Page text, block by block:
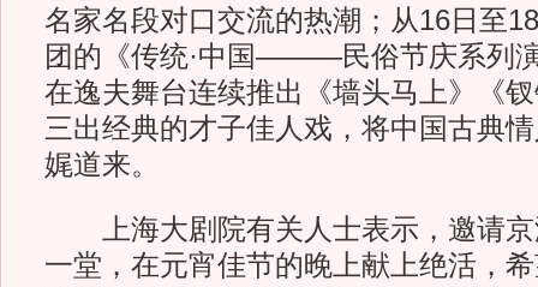
名家名段对口交流的热潮；从16日至
团的《传统·中国———民俗节庆系列
在逸夫舞台连续推出《墙头马上》《
三出经典的才子佳人戏，将中国古典
娓道来。
上海大剧院有关人士表示，邀请京
一堂，在元宵佳节的晚上献上绝活，